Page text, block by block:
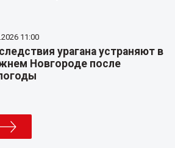
11:00
урагана устраняют в
Новгороде после